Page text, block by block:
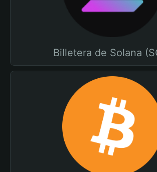
Billetera de Solana